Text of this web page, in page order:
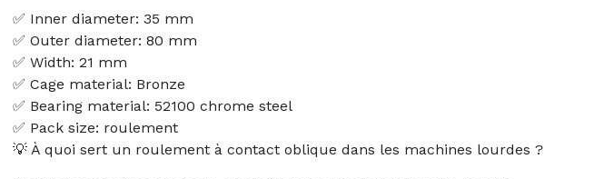
✅ Inner diameter: 35 mm
✅ Outer diameter: 80 mm
✅ Width: 21 mm
✅ Cage material: Bronze
✅ Bearing material: 52100 chrome steel
✅ Pack size: roulement
💡 À quoi sert un roulement à contact oblique dans les machines lourdes ?